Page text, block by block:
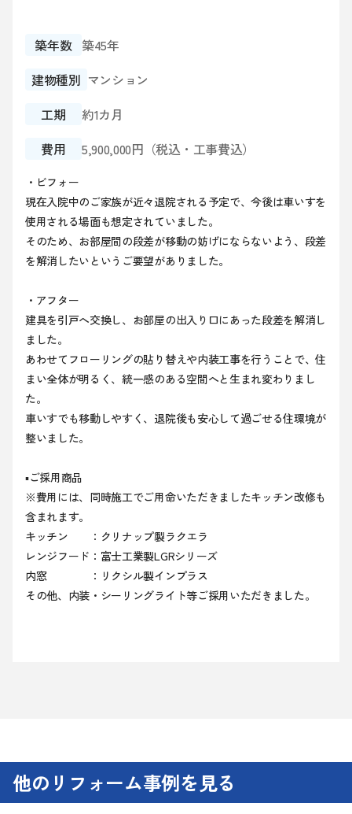
築年数 築45年
建物種別 マンション
工期
約1カ月
費用
5,900,000円（税込・工事費込）
・ビフォー
現在入院中のご家族が近々退院される予定で、今後は車いすを
使用される場面も想定されていました。
そのため、お部屋間の段差が移動の妨げにならないよう、段差
を解消したいというご要望がありました。
・アフター
建具を引戸へ交換し、お部屋の出入り口にあった段差を解消し
ました。
あわせてフローリングの貼り替えや内装工事を行うことで、住
まい全体が明るく、統一感のある空間へと生まれ変わりまし
た。
車いすでも移動しやすく、退院後も安心して過ごせる住環境が
整いました。
▪ご採用商品
※費用には、同時施工でご用命いただきましたキッチン改修も
含まれます。
キッチン ：クリナップ製ラクエラ
レンジフード：富士工業製LGRシリーズ
内窓 ：リクシル製インプラス
その他、内装・シーリングライト等ご採用いただきました。
他のリフォーム事例を見る